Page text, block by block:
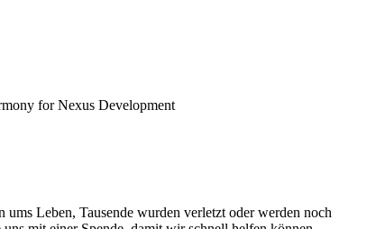
Leben, Tausende wurden verletzt oder werden noch